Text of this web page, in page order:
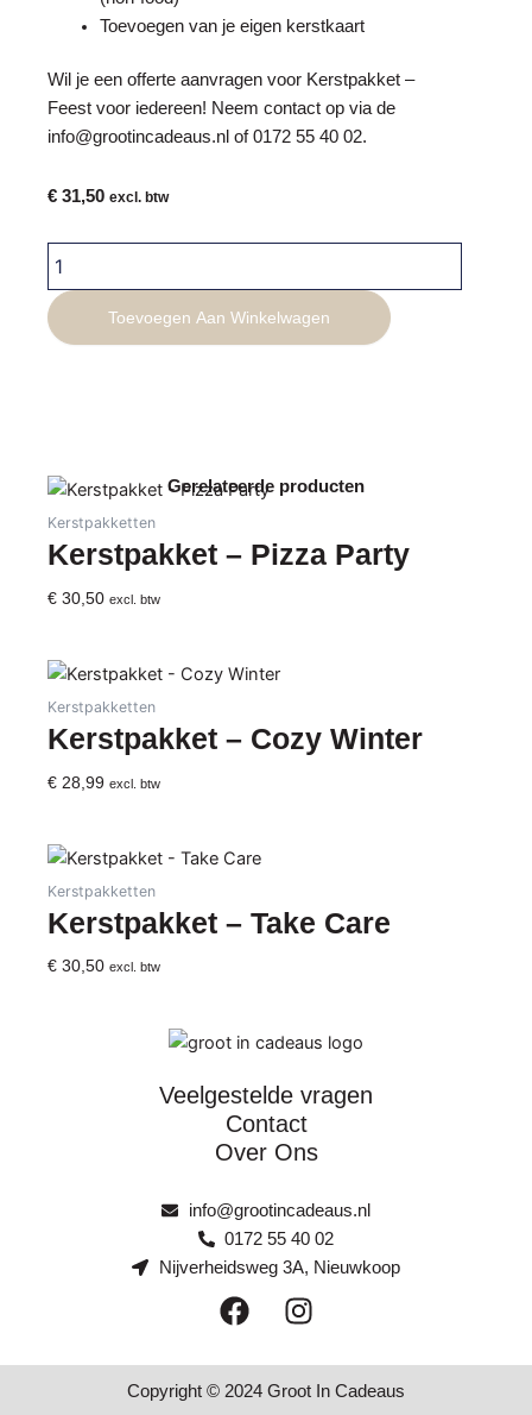
Toevoegen van je eigen kerstkaart
Wil je een offerte aanvragen voor Kerstpakket –
Feest voor iedereen! Neem contact op via de
info@grootincadeaus.nl of0172 55 40 02.
€ 31,50 excl. btw
Feest
voor
iedereen
Toevoegen Aan Winkelwagen
Gerelateerde producten
Kerstpakketten
Kerstpakket – Pizza Party
€ 30,50 excl. btw
Kerstpakketten
Kerstpakket – Cozy Winter
€ 28,99 excl. btw
Kerstpakketten
Kerstpakket – Take Care
€ 30,50 excl. btw
Veelgestelde vragen
Contact
Over Ons
info@grootincadeaus.nl
0172 55 40 02
Nijverheidsweg 3A, Nieuwkoop
F
a
e
I
n
t
Copyright © 2024 Groot In Cadeaus